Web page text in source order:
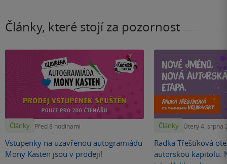
Články, které stojí za pozornost
Články Před 8 hodinami
Vstupenky na uzavřenou autogramiádu
Mony Kasten jsou v prodeji!
Články Úterý 4. srpna
Radka Třeštíková
autorskou kapitolu.